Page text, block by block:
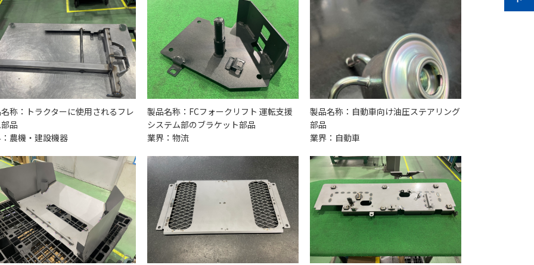
称：トラクターに使用されるフレ
品
農機・建設機器
製品名称：FCフォークリフト 運転支援
システム部のブラケット部品
業界：物流
製品名称：自動車向け油圧ステアリング
部品
業界：自動車